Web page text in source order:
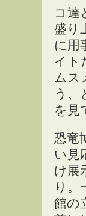
コ達
盛り
に用
イト
ムス
う、
を見
恐竜
い見
け展
り。
館の